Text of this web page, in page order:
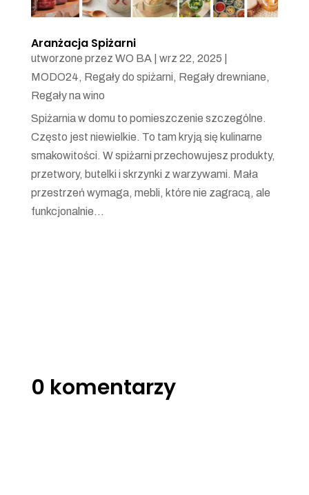
Aranżacja Spiżarni
utworzone przez WO BA| wrz 22, 2025
MODO24, Regały do spiżarni, Regały drewniane,
Regały na wino
Spiżarnia w domu to pomieszczenie szczególne.
Często jest niewielkie. To tam kryją się kulinarne
smakowitości. W spiżarni przechowujesz produkty,
przetwory, butelki i skrzynki z warzywami. Mała
przestrzeń wymaga, mebli, które nie zagracą, ale
funkcjonalnie...
0 komentarzy